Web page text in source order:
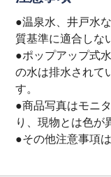
●温泉水、井戸水
質基準に適合しな
●ポップアップ式
の水は排水されて
す。
●商品写真はモニ
り、現物とは色が
●その他注意事項は